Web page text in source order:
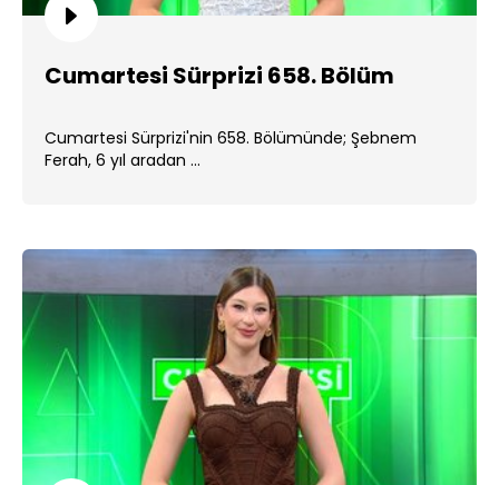
Cumartesi Sürprizi 658. Bölüm
Cumartesi Sürprizi'nin 658. Bölümünde; Şebnem
Ferah, 6 yıl aradan ...